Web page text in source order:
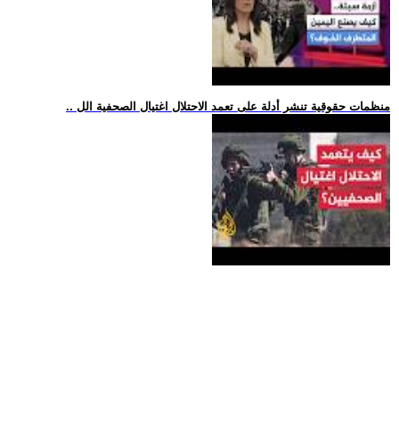
.. منظمات حقوقية تنشر أدلة على تعمد الاحتلال اغتيال الصحفية الل